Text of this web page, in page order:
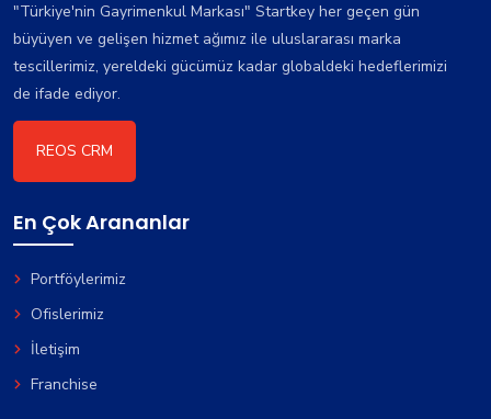
"Türkiye'nin Gayrimenkul Markası" Startkey her geçen gün
büyüyen ve gelişen hizmet ağımız ile uluslararası marka
tescillerimiz, yereldeki gücümüz kadar globaldeki hedeflerimizi
de ifade ediyor.
REOS CRM
En Çok Arananlar
Portföylerimiz
Ofislerimiz
İletişim
Franchise